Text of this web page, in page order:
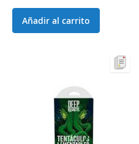
Añadir al carrito